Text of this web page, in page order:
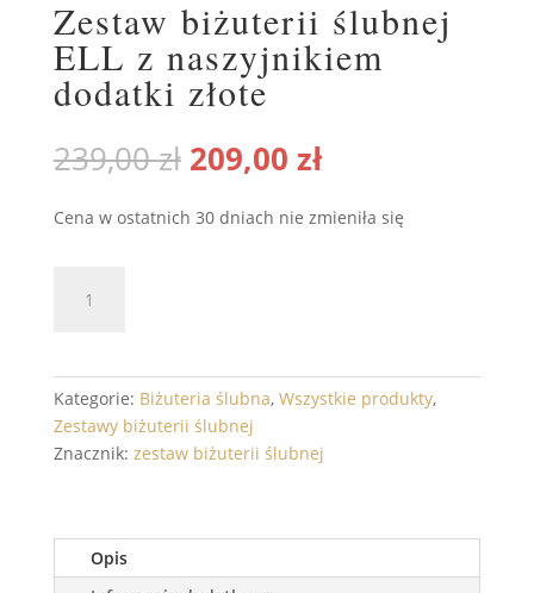
Zestaw biżuterii ślubnej
ELL z naszyjnikiem
dodatki złote
239,00zł Pierwotna
cena
wynosiła:
209,00 złAktualna
wynosi:
209,00 zł.
Cena w ostatnich 30 dniach nie zmieniła się
Zestaw
ELL
z
naszyjnikiem
Kategorie: Biżuteria ślubna, Wszystkie produkty,
Zestawy biżuterii ślubnej
Znacznik: zestaw biżuterii ślubnej
Opis